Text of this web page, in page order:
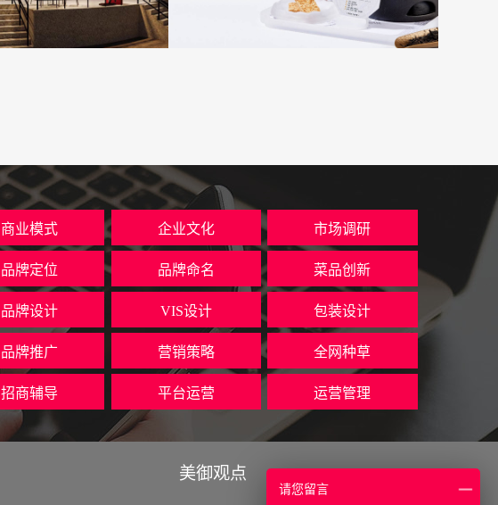
商业模式 企业文化 市场调研
品牌定位 品牌命名 菜品创新
品牌设计 VIS设计 包装设计
品牌推广 营销策略 全网种草
招商辅导 平台运营 运营管理
美御观点
请您留言